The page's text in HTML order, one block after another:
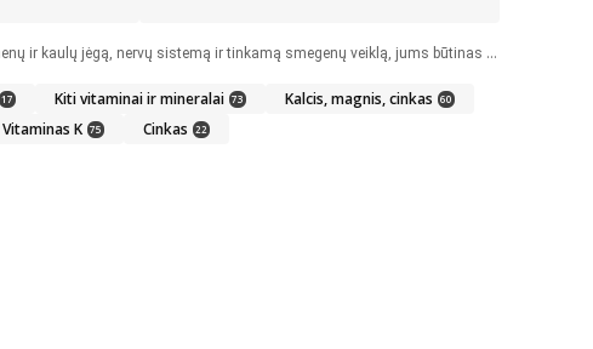
Vitaminas D ne tik skatina normalų viso kūno funkcionavimą, bet ir stiprina imunitetą nuo daugelio ligų. Jei norite palaikyti savo sveikatą, raumenų ir kaulų jėgą, nervų sistemą ir tinkamą smegenų veiklą, jums būtinas vitaminas D. Jei mylite save ir savo sveikatą, įsigykite vitamino D internetinėje vaistinėje jau dabar!
17 Kiti vitaminai ir mineralai 73 Kalcis, magnis, cinkas 60
Vitaminas K 75 Cinkas 22